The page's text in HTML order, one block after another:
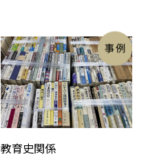
教育史関係